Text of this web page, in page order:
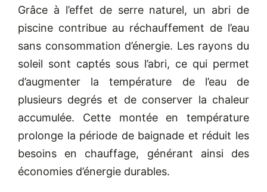
Grâce à l’effet de serre naturel, un abri de
piscine contribue au réchauffement de l’eau
sans consommation d’énergie. Les rayons du
soleil sont captés sous l’abri, ce qui permet
d’augmenter la température de l’eau de
plusieurs degrés et de conserver la chaleur
accumulée. Cette montée en température
prolonge la période de baignade et réduit les
besoins en chauffage, générant ainsi des
économies d’énergie durables.